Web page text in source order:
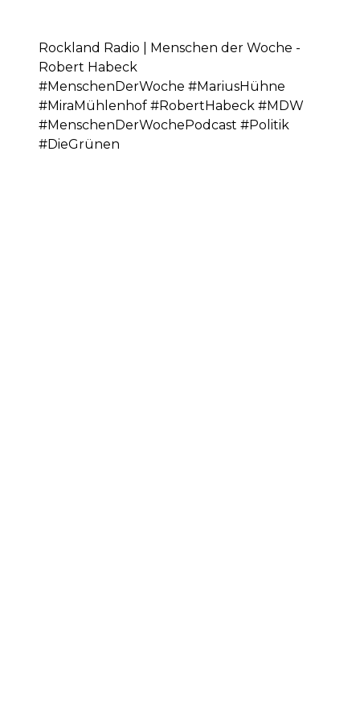
Rockland Radio | Menschen der Woche -
Robert Habeck
#MenschenDerWoche #MariusHühne
#MiraMühlenhof #RobertHabeck #MDW
#MenschenDerWochePodcast #Politik
#DieGrünen